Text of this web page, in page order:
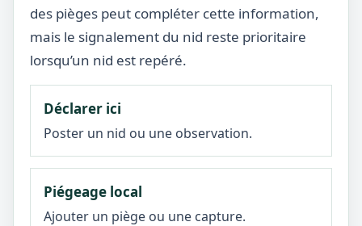
des pièges peut compléter cette information,
mais le signalement du nid reste prioritaire
lorsqu’un nid est repéré.
Déclarer ici
Poster un nid ou une observation.
Piégeage local
Ajouter un piège ou une capture.